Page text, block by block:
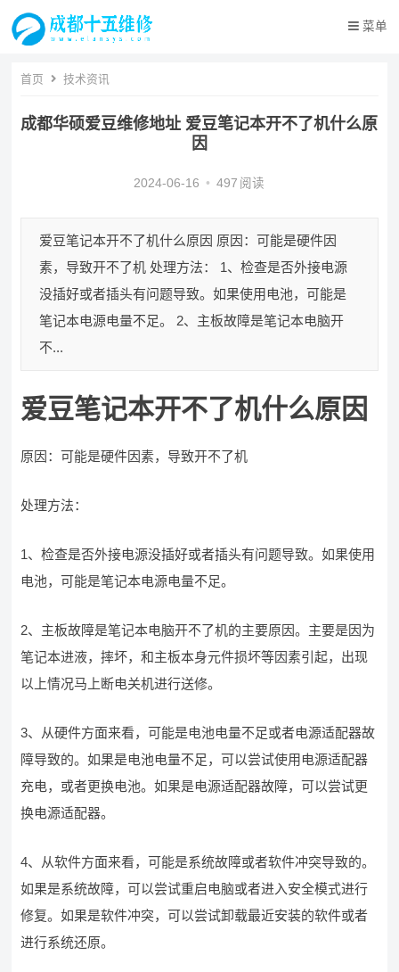
菜单
首页 技术资讯
成都华硕爱豆维修地址 爱豆笔记本开不了机什么原
因
2024-06-16 • 497 阅读
爱豆笔记本开不了机什么原因 原因：可能是硬件因
素，导致开不了机 处理方法： 1、检查是否外接电源
没插好或者插头有问题导致。如果使用电池，可能是
笔记本电源电量不足。 2、主板故障是笔记本电脑开
不...
爱豆笔记本开不了机什么原因
原因：可能是硬件因素，导致开不了机
处理方法：
1、检查是否外接电源没插好或者插头有问题导致。如果使用
电池，可能是笔记本电源电量不足。
2、主板故障是笔记本电脑开不了机的主要原因。主要是因为
笔记本进液，摔坏，和主板本身元件损坏等因素引起，出现
以上情况马上断电关机进行送修。
3、从硬件方面来看，可能是电池电量不足或者电源适配器故
障导致的。如果是电池电量不足，可以尝试使用电源适配器
充电，或者更换电池。如果是电源适配器故障，可以尝试更
换电源适配器。
4、从软件方面来看，可能是系统故障或者软件冲突导致的。
如果是系统故障，可以尝试重启电脑或者进入安全模式进行
修复。如果是软件冲突，可以尝试卸载最近安装的软件或者
进行系统还原。